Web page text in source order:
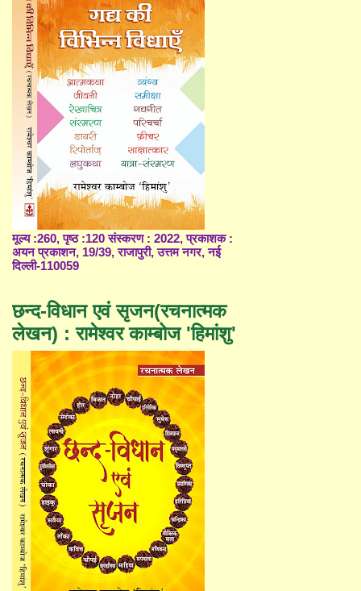
मूल्य :260, पृष्ठ :120 संस्करण : 2022, प्रकाशक :
अयन प्रकाशन, 19/39, राजापुरी, उत्तम नगर, नई
दिल्ली-110059
छन्द-विधान एवं सृजन(रचनात्मक
लेखन) : रामेश्वर काम्बोज 'हिमांशु'